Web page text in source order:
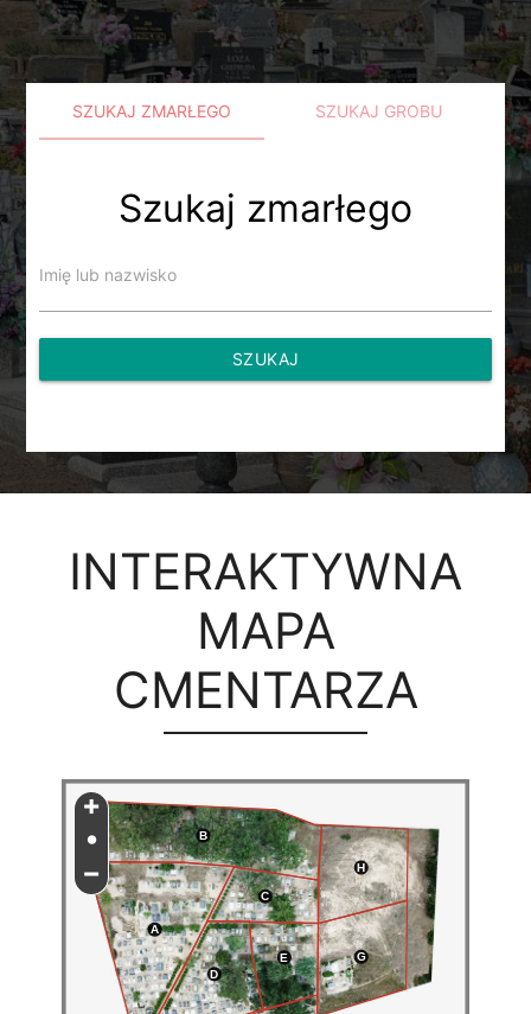
SZUKAJ ZMARŁEGO SZUKAJ GROBU
Szukaj zmarłego
Imię lub nazwisko
SZUKAJ
INTERAKTYWNA
MAPA
CMENTARZA
A
B
C
D
E G
H
•
+
−